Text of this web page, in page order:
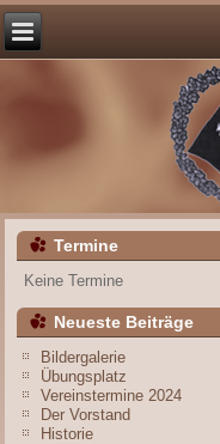
Termine
Keine Termine
Neueste Beiträge
Bildergalerie
Übungsplatz
Vereinstermine 2024
Der Vorstand
Historie